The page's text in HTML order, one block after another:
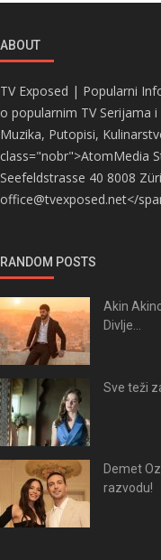
ABOUT
TV Exposed | Popularni
o popularnim TV Serijama
Muzika, Putopisi,
class="nobr">AtomMedia
Seefeldstrasse 40 8008
office@tvexposed.net</
RANDOM POSTS
Akin
Divlje...
Sve teži
Demet
razvodu!